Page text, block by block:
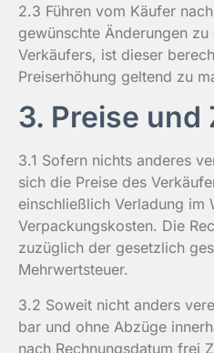
2.3 Führen vom Käufer
gewünschte Änderungen
Verkäufers, ist dieser
Preiserhöhung geltend zu
3. Preise und
3.1 Sofern nichts anderes
sich die Preise des
einschließlich Verladung im
Verpackungskosten. Die
zuzüglich der gesetzlich
Mehrwertsteuer.
3.2 Soweit nicht anders
bar und ohne Abzüge
nach Rechnungsdatum frei